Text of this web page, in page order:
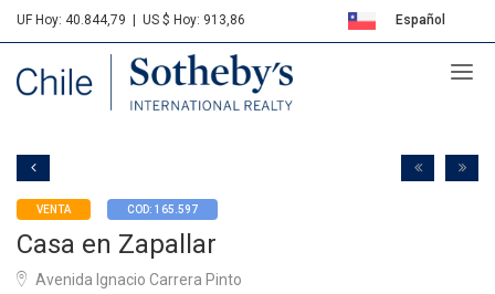
UF Hoy: 40.844,79 US $ Hoy: 913,86 Español
Sotheby's
VENTA COD: 165.597
Casa en Zapallar
Avenida Ignacio Carrera Pinto